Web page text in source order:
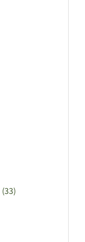
(33)